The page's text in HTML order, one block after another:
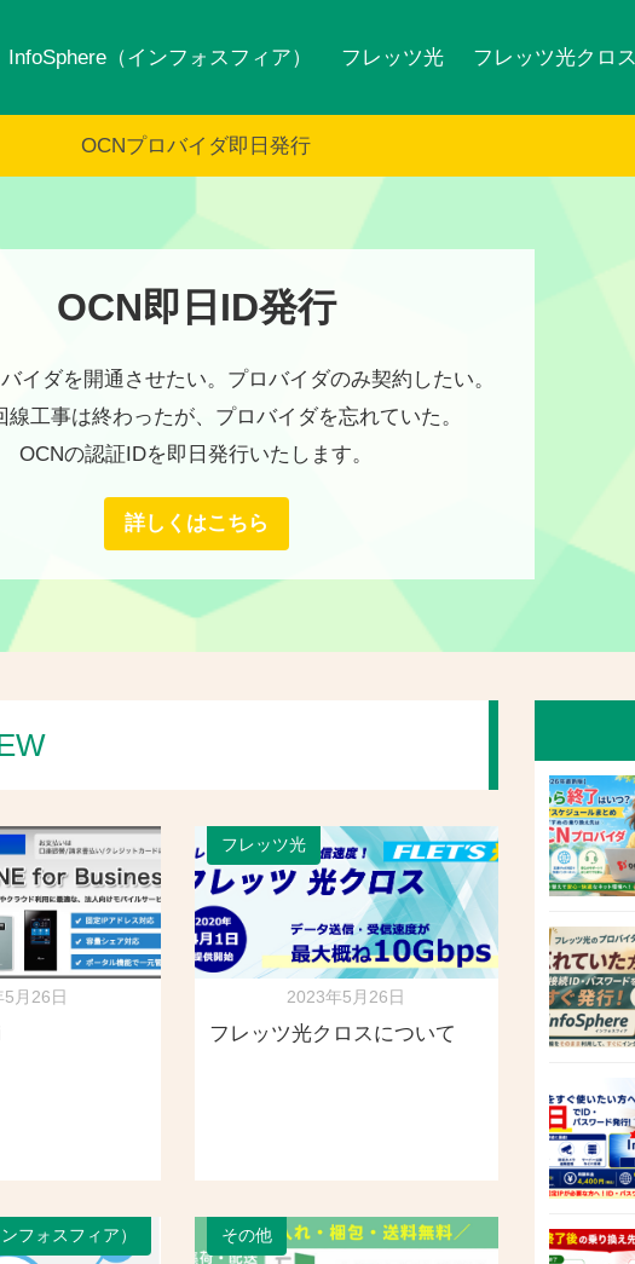
InfoSphere（インフォスフィア） フレッツ光 フレッツ光クロス
OCNプロバイダ即日発行
OCN即日ID発行
イダを開通させたい。プロバイダのみ契約したい。
線工事は終わったが、プロバイダを忘れていた。
OCNの認証IDを即日発行いたします。
詳しくはこちら
5月26日
フレッツ光
2023年5月26日
フレッツ光クロスについて
フォスフィア） その他